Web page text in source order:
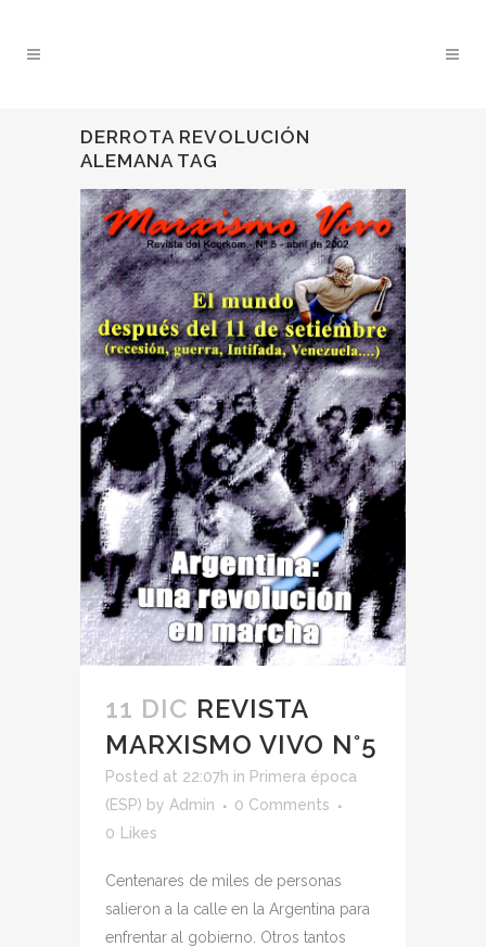
DERROTA REVOLUCIÓN
ALEMANA TAG
11 DIC REVISTA
MARXISMO VIVO N°5
Posted at 22:07h in Primera época
(ESP) by Admin
0 Comments
0
Likes
Centenares de miles de personas
salieron a la calle en la Argentina para
enfrentar al gobierno. Otros tantos